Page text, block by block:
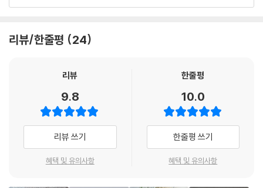
다. 난생처음으로 모험을 떠나는 에버그린이 느끼는 감정과 낯선 동물들,
에버그린의 표정, 천적인 매에게서 달아나는 토끼와 에버그린의 긴박한 모
습, 수프가 담긴 도토리를 입에 물고 징검돌을 아슬아슬하게 건너는 모습
등 등장인물들의 갖가지 표정과 긴장감 넘치는 상황이 생생하게 담겨 있습
니다.
에버그린이 계속되는 위기일발 사건들 속에서 어려움을 이겨 내고 마침내
오크 할머니를 만나는 장면에 다다랐을 때, 손에 땀을 쥐는 모험을 함께해
두려움을 극복하는 에버그린의 빛나는 성장을 담은 멋진 모험 우화.
- [퍼블리셔스 위클리]
섬세한 선과 음영, 담담한 수채 그림으로 담아 낸 시대를 초월하는 이야기.
- [북리스트]
리뷰/한줄평 24
리뷰
9.8
리뷰 쓰기
혜택 및 유의사항
한줄평
10.0
한줄평 쓰기
혜택 및 유의사항